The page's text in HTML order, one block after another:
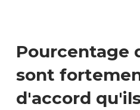
Pourcentage
sont
d'accord